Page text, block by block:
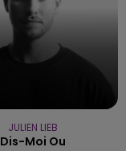
JULIEN LIEB
Dis-Moi Ou